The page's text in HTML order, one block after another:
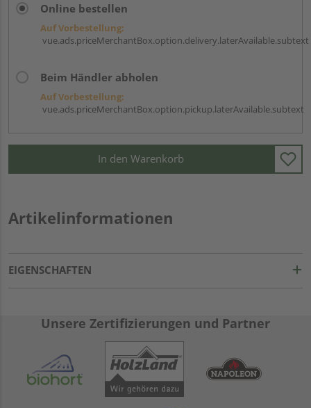
Online bestellen
Auf Vorbestellung:
vue.ads.priceMerchantBox.option.delivery.laterAvailable.subtext
Beim Händler abholen
Auf Vorbestellung:
vue.ads.priceMerchantBox.option.pickup.laterAvailable.subtext
In den Warenkorb
Artikelinformationen
EIGENSCHAFTEN
Unsere Zertifizierungen und Partner